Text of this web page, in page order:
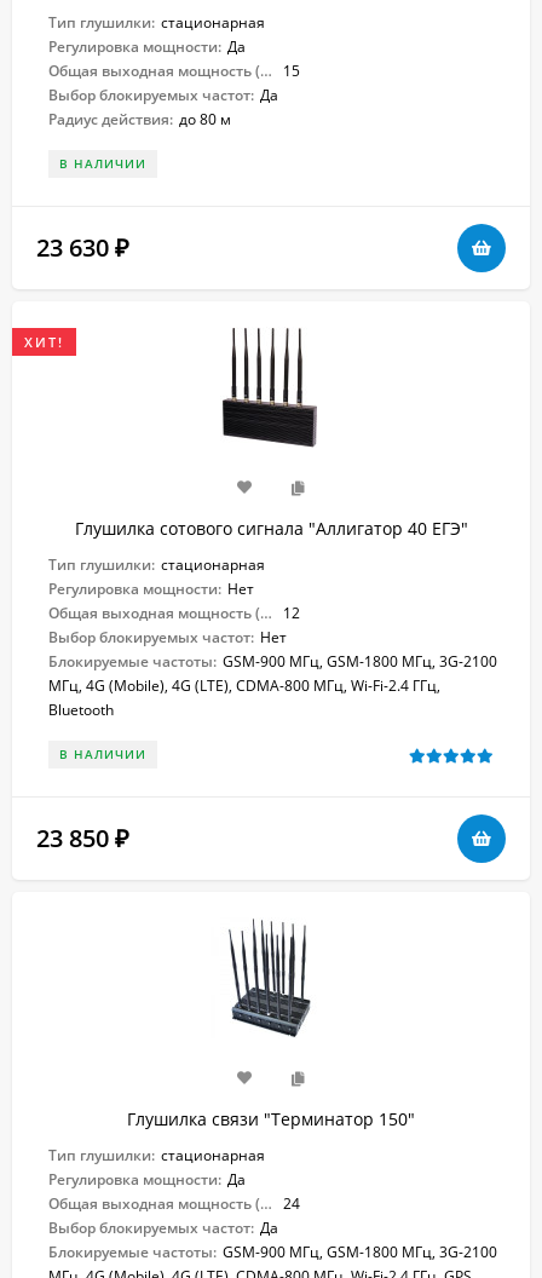
Тип глушилки: стационарная
Регулировка мощности: Да
Общая выходная мощность (Вт):
15
Выбор блокируемых частот: Да
Радиус действия: до 80 м
В НАЛИЧИИ
23 630 ₽
ХИТ!
Глушилка сотового сигнала "Аллигатор 40 ЕГЭ"
Тип глушилки: стационарная
Регулировка мощности: Нет
Общая выходная мощность (Вт):
12
Выбор блокируемых частот: Нет
Блокируемые частоты: GSM-900 МГц, GSM-1800 МГц, 3G-2100
МГц, 4G (Mobile), 4G (LTE), CDMA-800 МГц, Wi-Fi-2.4 ГГц,
Bluetooth
В НАЛИЧИИ
23 850 ₽
Глушилка связи "Терминатор 150"
Тип глушилки: стационарная
Регулировка мощности: Да
Общая выходная мощность (Вт): 24
Выбор блокируемых частот: Да
Блокируемые частоты: GSM-900 МГц, GSM-1800 МГц, 3G-2100